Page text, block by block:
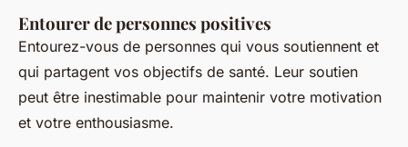
Entourer de personnes positives
Entourez-vous de personnes qui vous soutiennent et
qui partagent vos objectifs de santé. Leur soutien
peut être inestimable pour maintenir votre motivation
et votre enthousiasme.